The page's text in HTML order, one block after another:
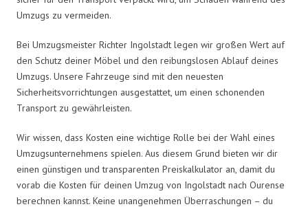
Umzugs zu vermeiden.
Bei Umzugsmeister Richter Ingolstadt legen wir großen Wert auf
den Schutz deiner Möbel und den reibungslosen Ablauf deines
Umzugs. Unsere Fahrzeuge sind mit den neuesten
Sicherheitsvorrichtungen ausgestattet, um einen schonenden
Transport zu gewährleisten.
Wir wissen, dass Kosten eine wichtige Rolle bei der Wahl eines
Umzugsunternehmens spielen. Aus diesem Grund bieten wir dir
einen günstigen und transparenten Preiskalkulator an, damit du
vorab die Kosten für deinen Umzug von Ingolstadt nach Ourense
berechnen kannst. Keine unangenehmen Überraschungen – du